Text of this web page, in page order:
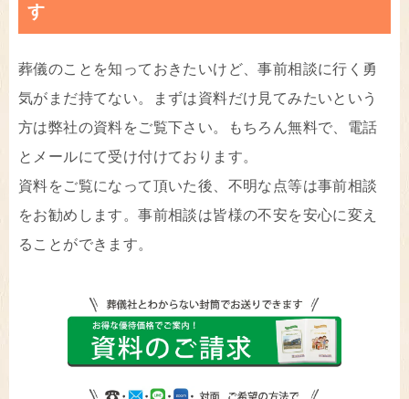
す
葬儀のことを知っておきたいけど、事前相談に行く勇
気がまだ持てない。まずは資料だけ見てみたいという
方は弊社の資料をご覧下さい。もちろん無料で、電話
とメールにて受け付けております。
資料をご覧になって頂いた後、不明な点等は事前相談
をお勧めします。事前相談は皆様の不安を安心に変え
ることができます。